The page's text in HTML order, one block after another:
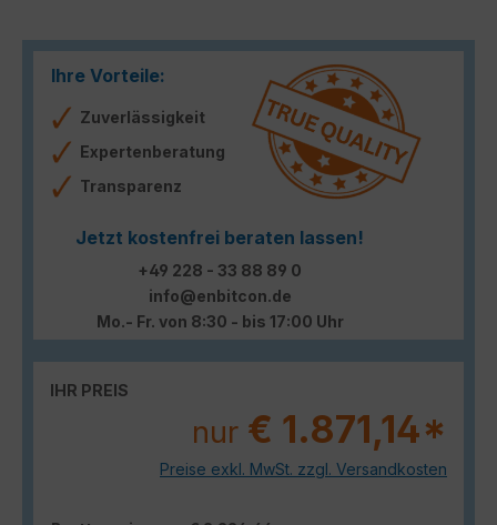
Ihre Vorteile:
Zuverlässigkeit
Expertenberatung
Transparenz
Jetzt kostenfrei beraten lassen!
+49 228 - 33 88 89 0
info@enbitcon.de
Mo.- Fr. von 8:30 - bis 17:00 Uhr
IHR PREIS
nur € 1.871,14*
Preise exkl. MwSt. zzgl. Versandkosten